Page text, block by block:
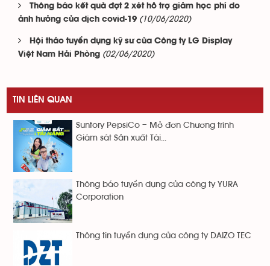
Thông báo kết quả đợt 2 xét hỗ trợ giảm học phí do
ảnh hưởng của dịch covid-19 (10/06/2020)
Hội thảo tuyển dụng kỹ sư của Công ty LG Display
Việt Nam Hải Phòng (02/06/2020)
TIN LIÊN QUAN
Suntory PepsiCo – Mở đơn Chương trình
Giám sát Sản xuất Tài...
Thông báo tuyển dụng của công ty YURA
Corporation
Thông tin tuyển dụng của công ty DAIZO TEC